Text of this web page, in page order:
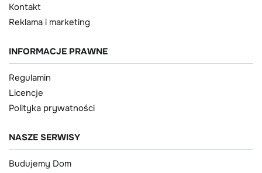
Kontakt
Reklama i marketing
INFORMACJE PRAWNE
Regulamin
Licencje
Polityka prywatności
NASZE SERWISY
Budujemy Dom